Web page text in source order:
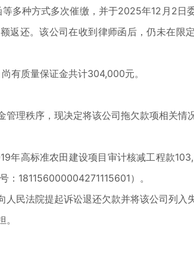
种方式多次催缴，并于2025年12月2日
还。该公司在收到律师函后，仍未在限
有质量保证金共计304,000元。
理秩序，现决定将该公司拖欠款项相关情
高标准农田建设项目审计核减工程款
181156000004271115601）。
民法院提起诉讼退还欠款并将该公司列入